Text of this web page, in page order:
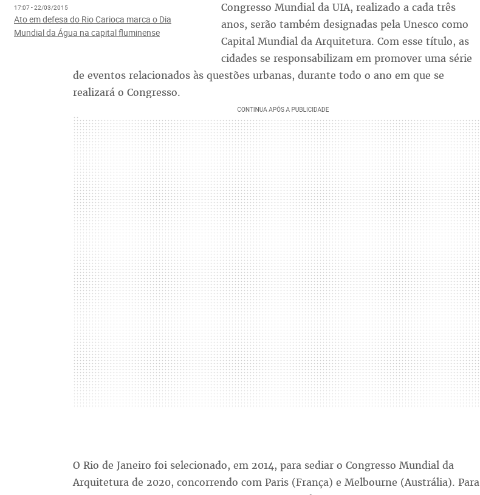
17:07 - 22/03/2015
Ato em defesa do Rio Carioca marca o Dia
Mundial da Água na capital fluminense
Congresso Mundial da UIA, realizado a cada três
anos, serão também designadas pela Unesco como
Capital Mundial da Arquitetura. Com esse título, as
cidades se responsabilizam em promover uma série
de eventos relacionados às questões urbanas, durante todo o ano em que se
realizará o Congresso.
O Rio de Janeiro foi selecionado, em 2014, para sediar o Congresso Mundial da
Arquitetura de 2020, concorrendo com Paris (França) e Melbourne (Austrália). Para